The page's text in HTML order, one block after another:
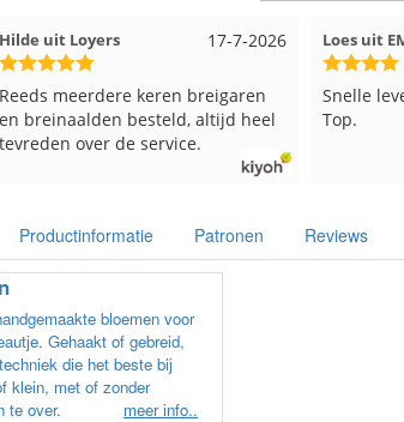
17-7-2026
Hilde uit Loyers
Reeds meerdere keren breigaren
en breinaalden besteld, altijd heel
tevreden over de service.
Loes uit
Snelle
Top.
Productinformatie Patronen Reviews
bloemen voor
Gehaakt of gebreid,
die het beste bij
klein, met of zonder
te over.
meer info..